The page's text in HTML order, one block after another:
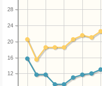
12
16
20
24
28